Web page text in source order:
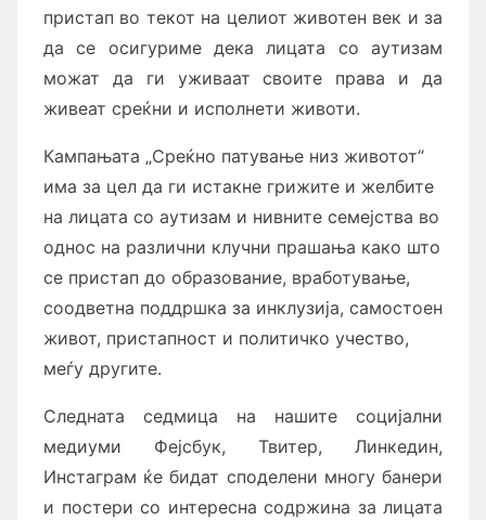
пристап во текот на целиот животен век и за
да се осигуриме декалицата со аутизам
можат да ги уживаат своите права и да
живеат среќни и исполнети животи.
Кампањата „Среќно патување низ животот“
има за цел да ги истакне грижите и желбите
на лицата со аутизам и нивните семејства во
однос на различни клучни прашања како што
се пристап до образование, вработување,
соодветна поддршка за инклузија, самостоен
живот, пристапност и политичко учество,
меѓу другите.
Следната седмица на нашите социјални
медиуми Фејсбук, Твитер, Линкедин,
Инстаграм ќе бидат споделени многу банери
и постери со интересна содржина за лицата